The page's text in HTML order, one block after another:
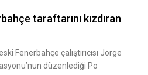
taraftarını kızdıran
Fenerbahçe çalıştırıcısı Jorge
düzenlediği Po